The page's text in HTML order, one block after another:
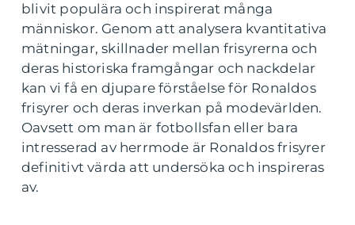
blivit populära och inspirerat många
människor. Genom att analysera kvantitativa
mätningar, skillnader mellan frisyrerna och
deras historiska framgångar och nackdelar
kan vi få en djupare förståelse för Ronaldos
frisyrer och deras inverkan på modevärlden.
Oavsett om man är fotbollsfan eller bara
intresserad av herrmode är Ronaldos frisyrer
definitivt värda att undersöka och inspireras
av.